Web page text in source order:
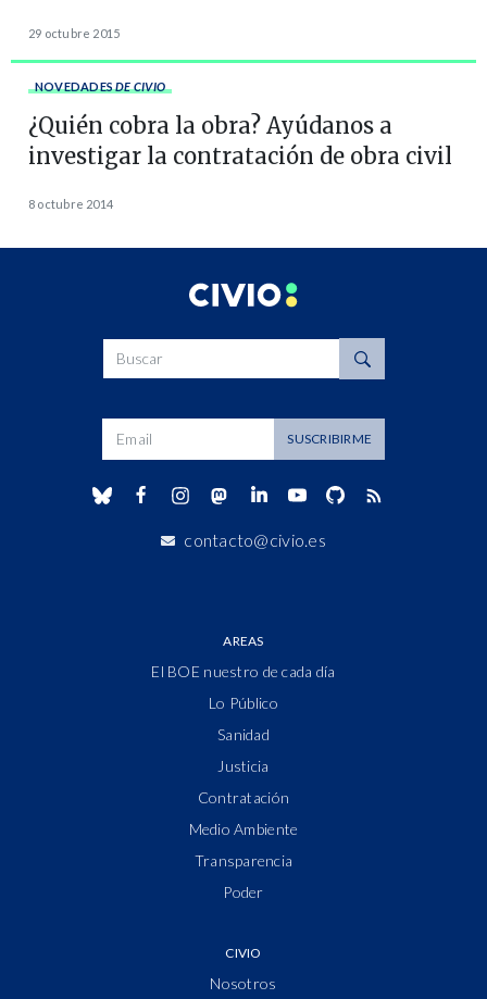
29 octubre 2015
NOVEDADES DE CIVIO
¿Quién cobra la obra? Ayúdanos a
investigar la contratación de obra civil
8 octubre 2014
Buscar
Dirección de correo SUSCRIBIRME
contacto@civio.es
AREAS
El BOE nuestro de cada día
Lo Público
Sanidad
Justicia
Contratación
Medio Ambiente
Transparencia
Poder
CIVIO
Nosotros